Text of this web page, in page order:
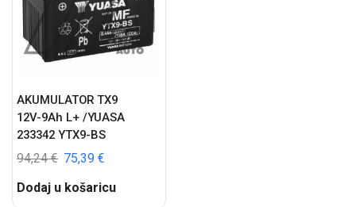
AKUMULATOR TX9
12V-9Ah L+ /YUASA
233342 YTX9-BS
94,24€ 75,39 €
Dodaj u košaricu